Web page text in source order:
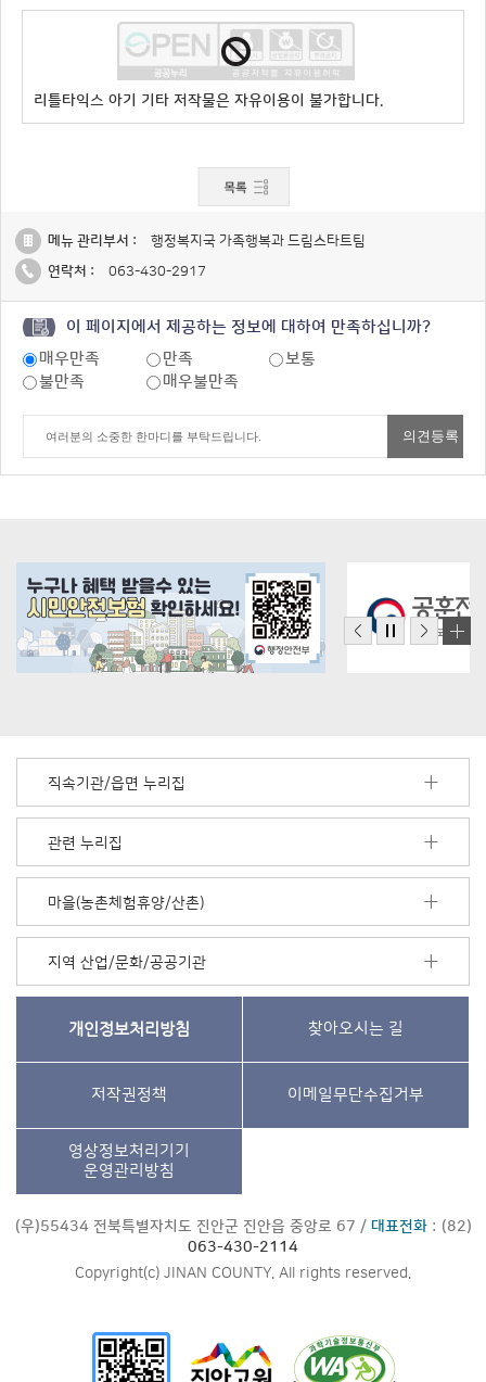
리틀타익스 아기 기타 저작물은 자유이용이 불가합니다.
메뉴 관리부서 :
행정복지국 가족행복과 드림스타트팀
연락처 :
063-430-2917
이 페이지에서 제공하는 정보에 대하여 만족하십니까?
매우만족
만족
보통
불만족
매우불만족
직속기관/읍면 누리집
관련 누리집
마을(농촌체험휴양/산촌)
지역 산업/문화/공공기관
개인정보처리방침 찾아오시는 길
저작권정책 이메일무단수집거부
영상정보처리기기
운영관리방침
(우)55434 전북특별자치도 진안군 진안읍 중앙로 67 / 대표전화: (82)
063-430-2114
Copyright(c) JINAN COUNTY. All rights reserved.